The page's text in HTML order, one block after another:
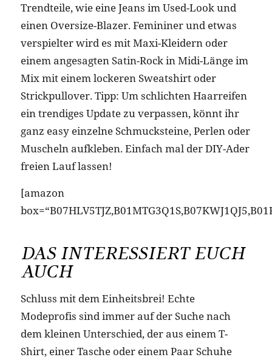
Trendteile, wie eine Jeans im Used-Look und
einen Oversize-Blazer. Femininer und etwas
verspielter wird es mit Maxi-Kleidern oder
einem angesagten Satin-Rock in Midi-Länge im
Mix mit einem lockeren Sweatshirt oder
Strickpullover. Tipp: Um schlichten Haarreifen
ein trendiges Update zu verpassen, könnt ihr
ganz easy einzelne Schmucksteine, Perlen oder
Muscheln aufkleben. Einfach mal der DIY-Ader
freien Lauf lassen!
[amazon
DAS INTERESSIERT EUCH
AUCH
Schluss mit dem Einheitsbrei! Echte
Modeprofis sind immer auf der Suche nach
dem kleinen Unterschied, der aus einem T-
Shirt, einer Tasche oder einem Paar Schuhe